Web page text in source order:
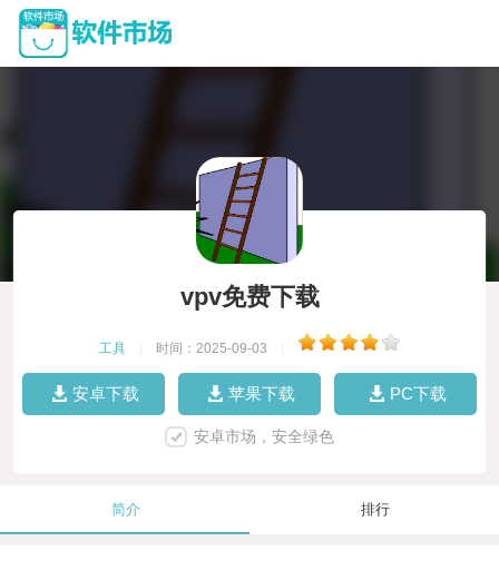
vpv免费下载
工具 时间：2025-09-03
安卓下载 苹果下载 PC下载
安卓市场，安全绿色
简介 排行